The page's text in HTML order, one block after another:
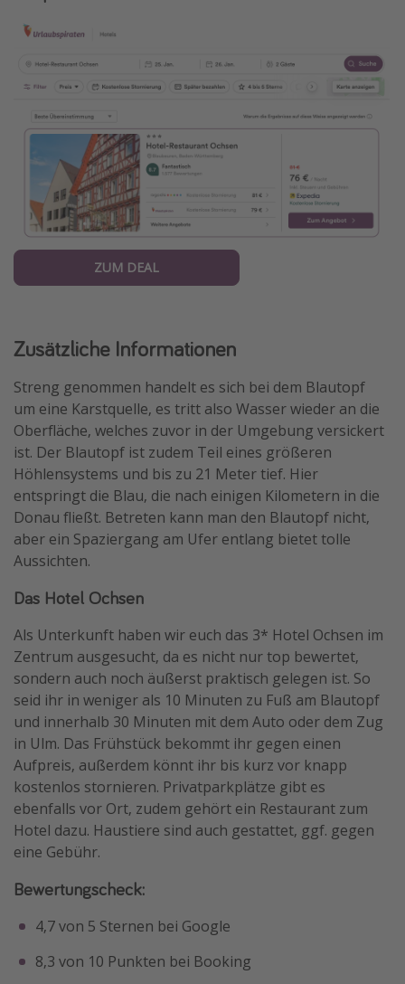
ZUM DEAL
Zusätzliche Informationen
Streng genommen handelt es sich bei dem Blautopf
um eine Karstquelle, es tritt also Wasser wieder an die
Oberfläche, welches zuvor in der Umgebung versickert
ist. Der Blautopf ist zudem Teil eines größeren
Höhlensystems und bis zu 21 Meter tief. Hier
entspringt die Blau, die nach einigen Kilometern in die
Donau fließt. Betreten kann man den Blautopf nicht,
aber ein Spaziergang am Ufer entlang bietet tolle
Aussichten.
Das Hotel Ochsen
Als Unterkunft haben wir euch das 3* Hotel Ochsen im
Zentrum ausgesucht, da es nicht nur top bewertet,
sondern auch noch äußerst praktisch gelegen ist. So
seid ihr in weniger als 10 Minuten zu Fuß am Blautopf
und innerhalb 30 Minuten mit dem Auto oder dem Zug
in Ulm. Das Frühstück bekommt ihr gegen einen
Aufpreis, außerdem könnt ihr bis kurz vor knapp
kostenlos stornieren. Privatparkplätze gibt es
ebenfalls vor Ort, zudem gehört ein Restaurant zum
Hotel dazu. Haustiere sind auch gestattet, ggf. gegen
eine Gebühr.
Bewertungscheck:
4,7 von 5 Sternen bei Google
8,3 von 10 Punkten bei Booking